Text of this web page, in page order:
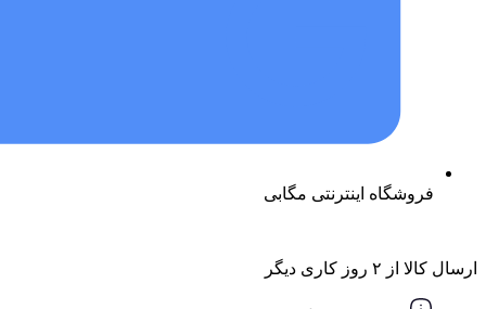
فروشگاه اینترنتی مگابی
ارسال کالا از ۲ روز کاری دیگر